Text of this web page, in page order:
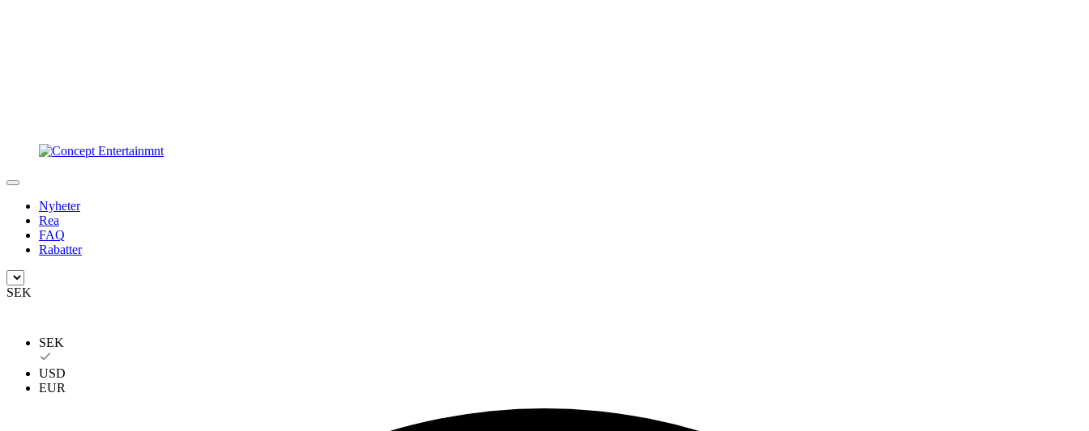
Nyheter
Rea
FAQ
Rabatter
SEK
SEK
USD
EUR